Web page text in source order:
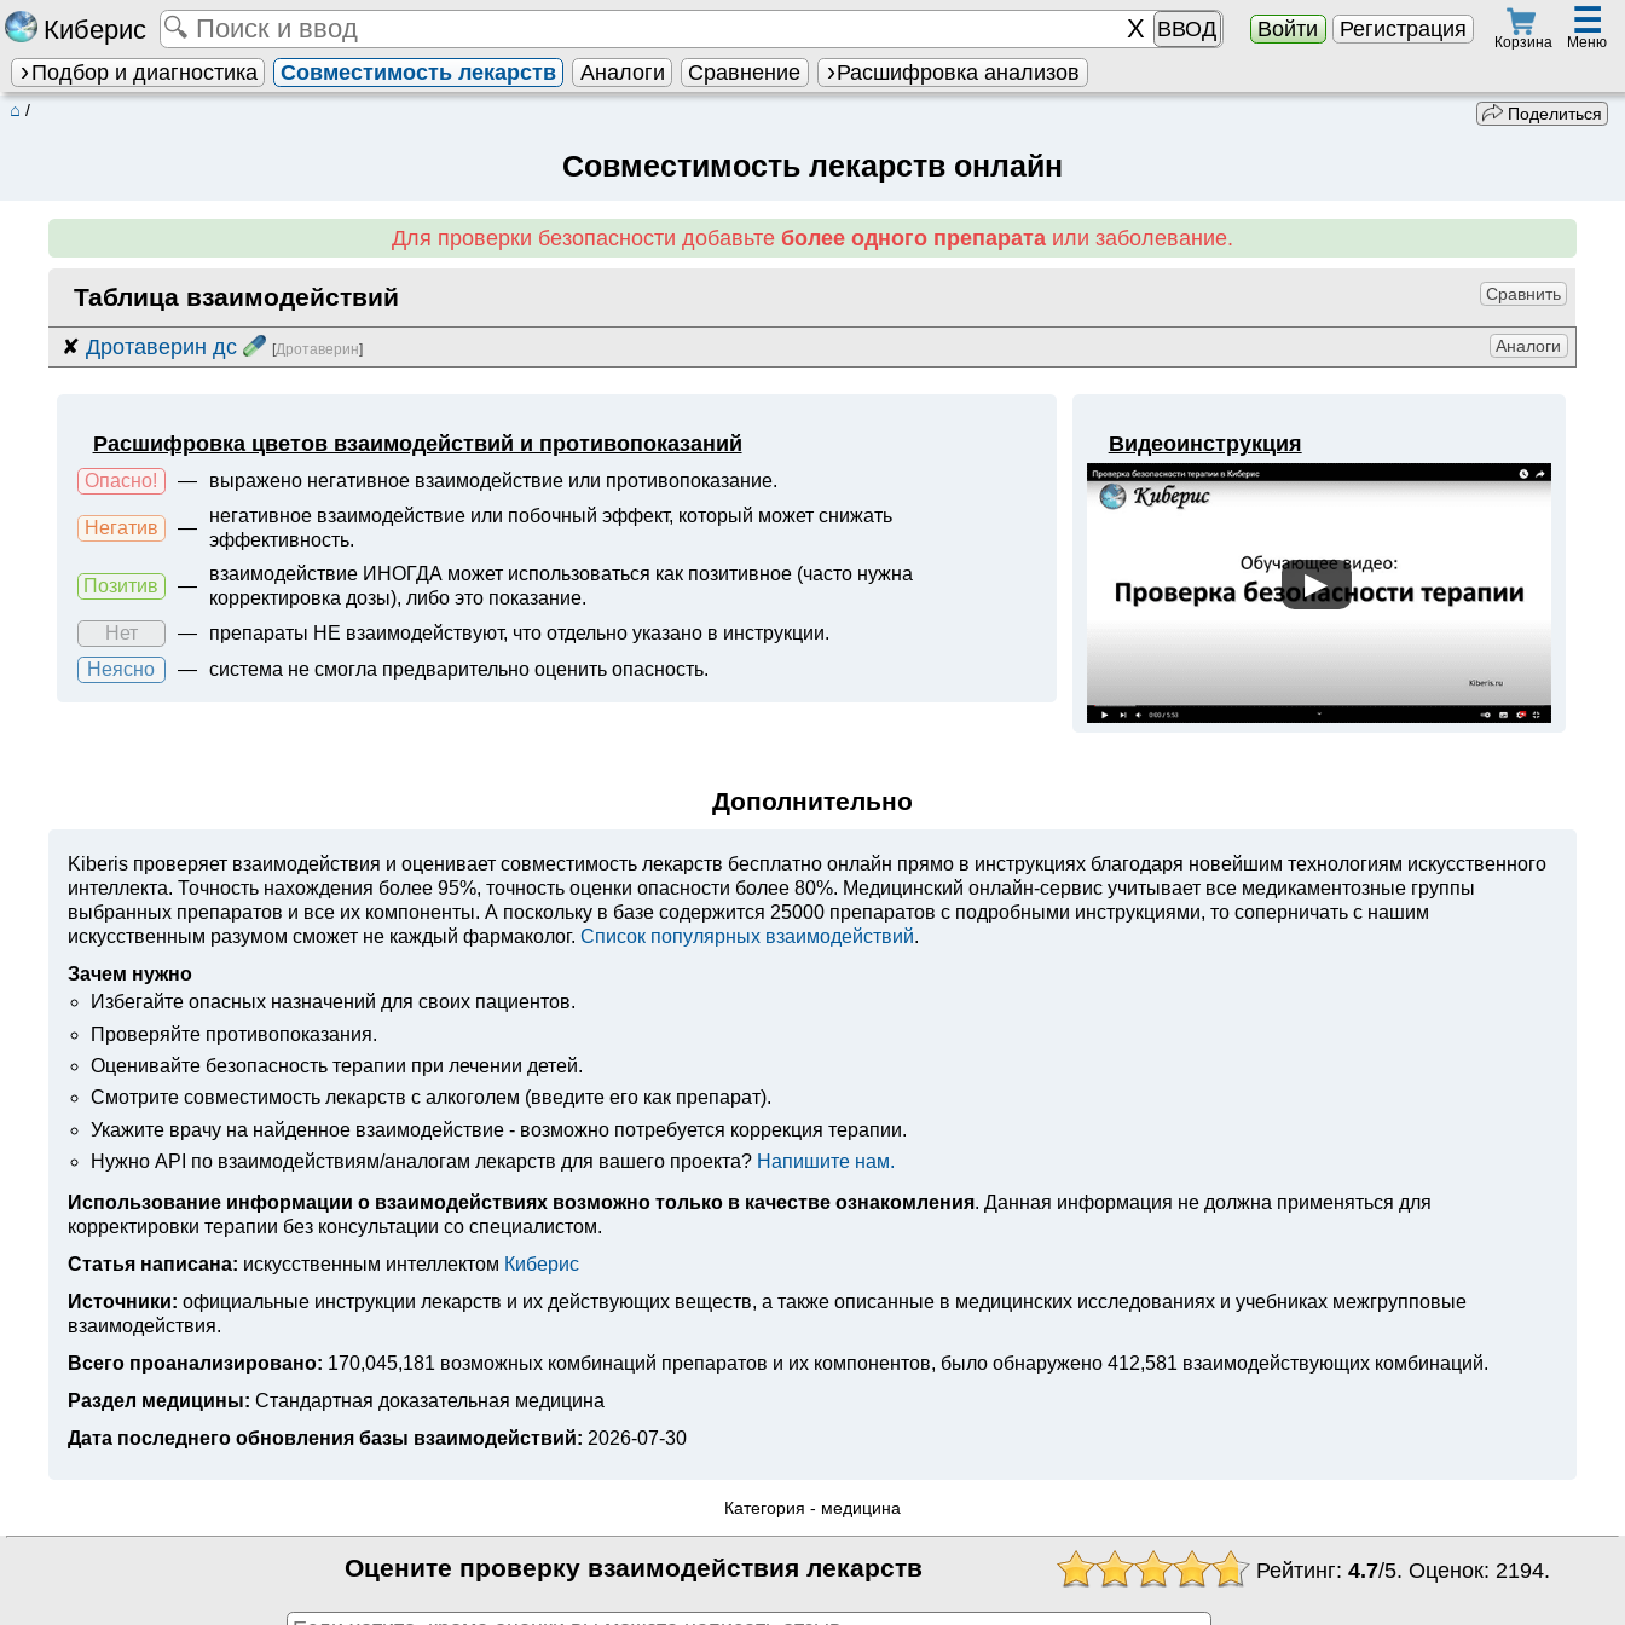
Киберис ВВОД Войти Регистрация
Корзина
☰
Меню
Подбор и диагностика Совместимость лекарств Аналоги Сравнение Расшифровка анализов
⌂ / Поделиться
Совместимость лекарств онлайн
Для проверки безопасности добавьте более одного препаратаили заболевание.
Таблица взаимодействий Сравнить
✘ Дротаверин дс [Дротаверин] Аналоги
Расшифровка цветов взаимодействий и противопоказаний
Опасно! — выражено негативное взаимодействие или противопоказание.
Негатив —
негативное взаимодействие или побочный эффект, который может снижать
эффективность.
Позитив —
взаимодействие ИНОГДА может использоваться как позитивное (часто нужна
корректировка дозы), либо это показание.
Нет
—
препараты НЕ взаимодействуют, что отдельно указано в инструкции.
Неясно
— система не смогла предварительно оценить опасность.
Видеоинструкция
▶
Дополнительно
Kiberis проверяет взаимодействия и оценивает совместимость лекарств бесплатно онлайн прямо в инструкциях благодаря новейшим технологиям искусственного
интеллекта. Точность нахождения более 95%, точность оценки опасности более 80%. Медицинский онлайн-сервис учитывает все медикаментозные группы
выбранных препаратов и все их компоненты. А поскольку в базе содержится 25000 препаратов с подробными инструкциями, то соперничать с нашим
искусственным разумом сможет не каждый фармаколог.Список популярных взаимодействий.
Зачем нужно
Избегайте опасных назначений для своих пациентов.
Проверяйте противопоказания.
Оценивайте безопасность терапии при лечении детей.
Смотрите совместимость лекарств с алкоголем (введите его как препарат).
Укажите врачу на найденное взаимодействие - возможно потребуется коррекция терапии.
Нужно API по взаимодействиям/аналогам лекарств для вашего проекта? Напишите нам.
Использование информации о взаимодействиях возможно только в качестве ознакомления. Данная информация не должна применяться для
корректировки терапии без консультации со специалистом.
Статья написана: искусственным интеллектом Киберис
Источники: официальные инструкции лекарств и их действующих веществ, а также описанные в медицинских исследованиях и учебниках межгрупповые
взаимодействия.
Всего проанализировано: 170,045,181 возможных комбинаций препаратов и их компонентов, было обнаружено 412,581 взаимодействующих комбинаций.
Раздел медицины: Стандартная доказательная медицина
Дата последнего обновления базы взаимодействий: 2026-07-30
Категория - медицина
Рейтинг: 4.7/5. Оценок: 2194.
Оцените проверку взаимодействия лекарств